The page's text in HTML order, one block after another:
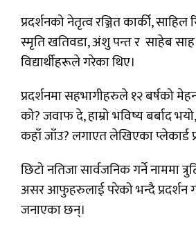
प्रदर्शनको नेतृत्व रञ्जित कार्की, साहिल
स्मृति खतिवडा, अंशु पन्त र साहेब
विद्यार्थीहरूले गरेका थिए।
प्रदर्शनमा सहभागीहरुले १२ बर्षको
को? जवाफ दे, हाम्रो भविष्य बर्बाद
कहाँ जाँउ? लगाएत लेखिएका प्लेकार्ड
छिटो नतिजा सार्वजनिक गर्ने नाममा
असर आफुहरुलाई परेको भन्दै प्रदर्शन
जनाएका छन्।